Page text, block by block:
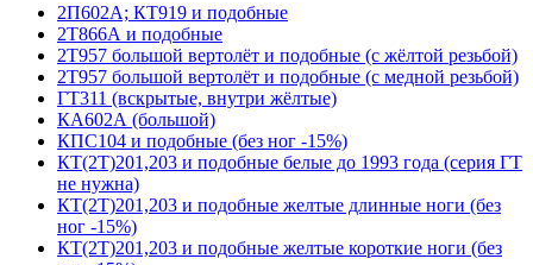
2П602А; КТ919 и подобные
2Т866А и подобные
2Т957 большой вертолёт и подобные (с жёлтой резьбой)
2Т957 большой вертолёт и подобные (с медной резьбой)
ГТ311 (вскрытые, внутри жёлтые)
КА602А (большой)
КПС104 и подобные (без ног -15%)
КТ(2Т)201,203 и подобные белые до 1993 года (серия ГТ
не нужна)
КТ(2Т)201,203 и подобные желтые длинные ноги (без
ног -15%)
КТ(2Т)201,203 и подобные желтые короткие ноги (без